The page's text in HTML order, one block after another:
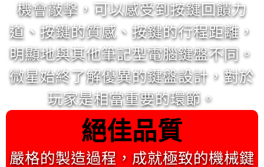
機會敲擊，可以感受到按鍵回饋力
道、按鍵的質感、按鍵的行程距離，
明顯地與其他筆記型電腦鍵盤不同。
微星始終了解優異的鍵盤設計，對於
玩家是相當重要的環節。
絕佳品質
嚴格的製造過程，成就極致的機械鍵